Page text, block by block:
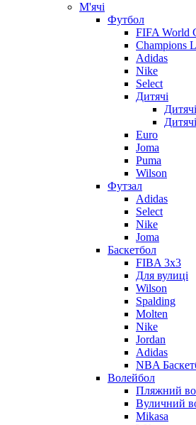
М'ячі
Футбол
FIFA World
Champions
Adidas
Nike
Select
Дитячі
Euro
Joma
Puma
Wilson
Футзал
Adidas
Select
Nike
Joma
Баскетбол
FIBA 3x3
Для вулиці
Wilson
Spalding
Molten
Nike
Jordan
Adidas
NBA
Волейбол
Пляжний
Вуличний
Mikasa